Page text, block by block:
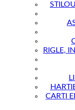
RIGLE,
CARTI